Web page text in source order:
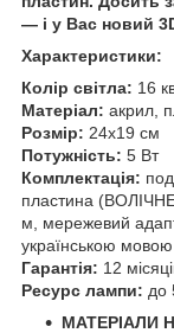
— і у Вас новий
Характеристики:
Колір світла: 16
Матеріал: акрил,
Розмір: 24х19 см
Потужність: 5 Вт
Комплектація:
пластина
м, мережевий
українською мовою
Гарантія: 12
Ресурс лампи: до
МАТЕРІАЛИ